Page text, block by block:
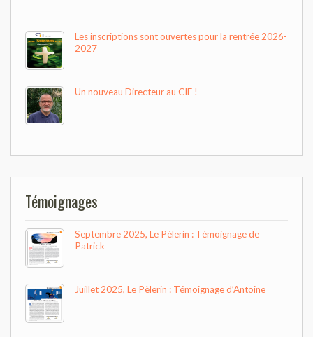
Les inscriptions sont ouvertes pour la rentrée 2026-
2027
Un nouveau Directeur au CIF !
Témoignages
Septembre 2025, Le Pèlerin : Témoignage de
Patrick
Juillet 2025, Le Pèlerin : Témoignage d’Antoine